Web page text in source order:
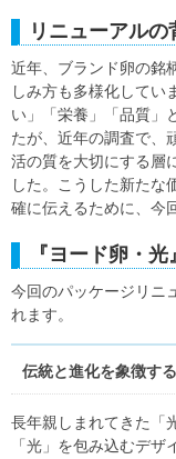
リニューアルの
近年、ブランド卵の銘
しみ方も多様化してい
い」「栄養」「品質」
たが、近年の調査で、
活の質を大切にする層
した。こうした新たな
確に伝えるために、今
『ヨード卵・
今回のパッケージリニ
れます。
伝統と進化を象徴す
長年親しまれてきた「
「光」を包み込むデ